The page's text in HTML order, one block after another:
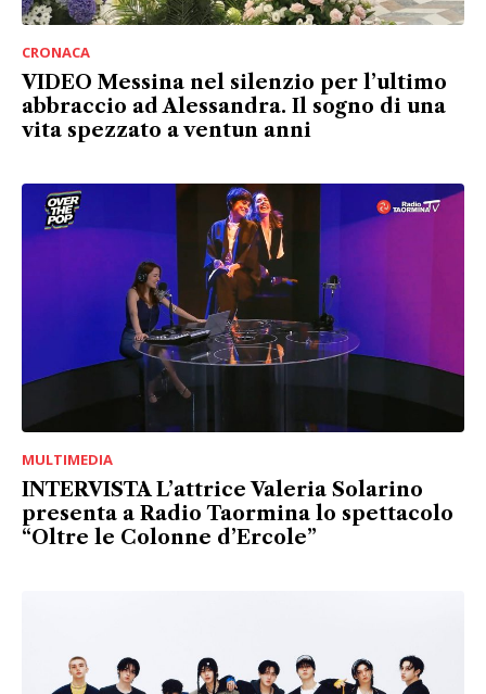
CRONACA
VIDEO Messina nel silenzio per l’ultimo
abbraccio ad Alessandra. Il sogno di una
vita spezzato a ventun anni
MULTIMEDIA
INTERVISTA L’attrice Valeria Solarino
presenta a Radio Taormina lo spettacolo
“Oltre le Colonne d’Ercole”